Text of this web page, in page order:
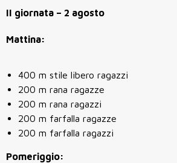
II giornata – 2 agosto
Mattina:
400 m stile libero ragazzi
200 m rana ragazze
200 m rana ragazzi
200 m farfalla ragazze
200 m farfalla ragazzi
Pomeriggio: